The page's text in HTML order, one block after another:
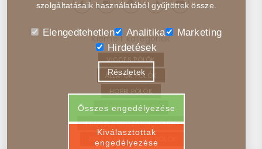
Kiemelt kategóriák
VICCES PÓLÓK
ÁLLATOK PÓLÓK
HOBBI PÓLÓK
JÁRMŰVEK PÓLÓK
FILMEK, SOROZATOK PÓLÓK
ABSZTRAKT, ELVONT PÓLÓK
szolgáltatásaik használatából gyűjtöttek össze.
Elengedtehetlen Analitika
Marketing
Hirdetések
Részletek
Összes engedélyezése
Kiválasztottak
engedélyezése